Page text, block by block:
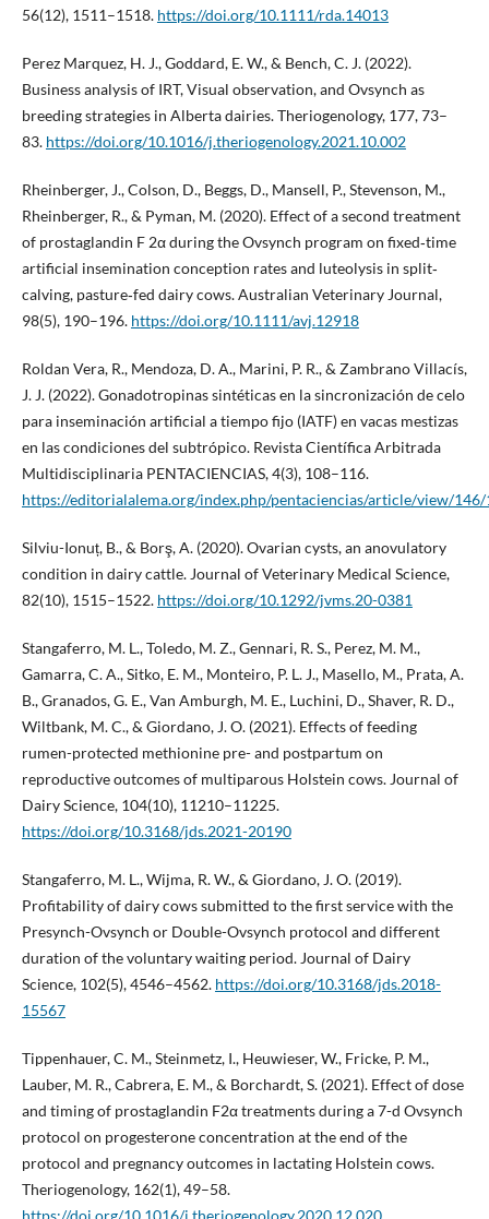
56(12), 1511–1518. https://doi.org/10.1111/rda.14013
Perez Marquez, H. J., Goddard, E. W., & Bench, C. J. (2022).
Business analysis of IRT, Visual observation, and Ovsynch as
breeding strategies in Alberta dairies. Theriogenology, 177, 73–
83. https://doi.org/10.1016/j.theriogenology.2021.10.002
Rheinberger, J., Colson, D., Beggs, D., Mansell, P., Stevenson, M.,
Rheinberger, R., & Pyman, M. (2020). Effect of a second treatment
of prostaglandin F 2α during the Ovsynch program on fixed‐time
artificial insemination conception rates and luteolysis in split‐
calving, pasture‐fed dairy cows. Australian Veterinary Journal,
98(5), 190–196. https://doi.org/10.1111/avj.12918
Roldan Vera, R., Mendoza, D. A., Marini, P. R., & Zambrano Villacís,
J. J. (2022). Gonadotropinas sintéticas en la sincronización de celo
para inseminación artificial a tiempo fijo (IATF) en vacas mestizas
en las condiciones del subtrópico. Revista Científica Arbitrada
Multidisciplinaria PENTACIENCIAS, 4(3), 108–116.
https://editorialalema.org/index.php/pentaciencias/article/view/146/
Silviu-Ionuț, B., & Borş, A. (2020). Ovarian cysts, an anovulatory
condition in dairy cattle. Journal of Veterinary Medical Science,
82(10), 1515–1522. https://doi.org/10.1292/jvms.20-0381
Stangaferro, M. L., Toledo, M. Z., Gennari, R. S., Perez, M. M.,
Gamarra, C. A., Sitko, E. M., Monteiro, P. L. J., Masello, M., Prata, A.
B., Granados, G. E., Van Amburgh, M. E., Luchini, D., Shaver, R. D.,
Wiltbank, M. C., & Giordano, J. O. (2021). Effects of feeding
rumen-protected methionine pre- and postpartum on
reproductive outcomes of multiparous Holstein cows. Journal of
Dairy Science, 104(10), 11210–11225.
https://doi.org/10.3168/jds.2021-20190
Stangaferro, M. L., Wijma, R. W., & Giordano, J. O. (2019).
Profitability of dairy cows submitted to the first service with the
Presynch-Ovsynch or Double-Ovsynch protocol and different
duration of the voluntary waiting period. Journal of Dairy
Science, 102(5), 4546–4562. https://doi.org/10.3168/jds.2018-
15567
Tippenhauer, C. M., Steinmetz, I., Heuwieser, W., Fricke, P. M.,
Lauber, M. R., Cabrera, E. M., & Borchardt, S. (2021). Effect of dose
and timing of prostaglandin F2α treatments during a 7-d Ovsynch
protocol on progesterone concentration at the end of the
protocol and pregnancy outcomes in lactating Holstein cows.
Theriogenology, 162(1), 49–58.